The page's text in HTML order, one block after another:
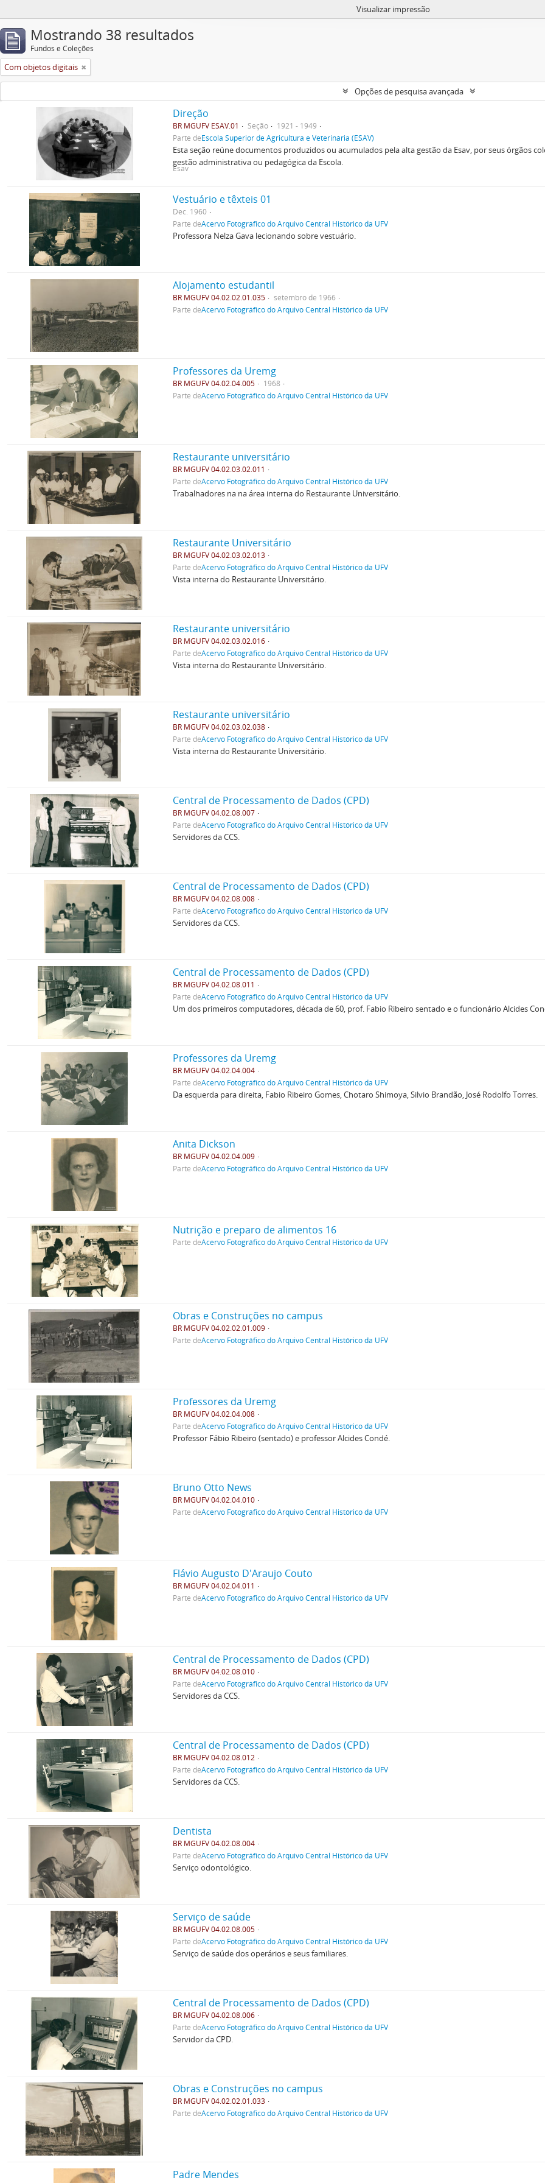
Visualizar impressão
Mostrando 38 resultados
Fundos e Coleções
Com objetos digitais
Opções de pesquisa avançada
Direção
BR MGUFV ESAV.01 Seção
1921 - 1949
Parte deEscola Superior de Agricultura e Veterinária (ESAV)
Esta seção reúne documentos produzidos ou acumulados pela alta gestão da Esav, por seus órgãos
gestão administrativa ou pedagógica da Escola.
Esav
Vestuário e têxteis 01
Dec. 1960
Parte deAcervo Fotográfico do Arquivo Central Histórico da UFV
Professora Nelza Gava lecionando sobre vestuário.
Alojamento estudantil
BR MGUFV 04.02.02.01.035
setembro de 1966
Parte deAcervo Fotográfico do Arquivo Central Histórico da UFV
Professores da Uremg
BR MGUFV 04.02.04.005
1968
Parte deAcervo Fotográfico do Arquivo Central Histórico da UFV
Restaurante universitário
BR MGUFV 04.02.03.02.011
Parte deAcervo Fotográfico do Arquivo Central Histórico da UFV
Trabalhadores na na área interna do Restaurante Universitário.
Restaurante Universitário
BR MGUFV 04.02.03.02.013
Parte deAcervo Fotográfico do Arquivo Central Histórico da UFV
Vista interna do Restaurante Universitário.
Restaurante universitário
BR MGUFV 04.02.03.02.016
Parte deAcervo Fotográfico do Arquivo Central Histórico da UFV
Vista interna do Restaurante Universitário.
Restaurante universitário
BR MGUFV 04.02.03.02.038
Parte deAcervo Fotográfico do Arquivo Central Histórico da UFV
Vista interna do Restaurante Universitário.
Central de Processamento de Dados (CPD)
BR MGUFV 04.02.08.007
Parte deAcervo Fotográfico do Arquivo Central Histórico da UFV
Servidores da CCS.
Central de Processamento de Dados (CPD)
BR MGUFV 04.02.08.008
Parte deAcervo Fotográfico do Arquivo Central Histórico da UFV
Servidores da CCS.
Central de Processamento de Dados (CPD)
BR MGUFV 04.02.08.011
Parte deAcervo Fotográfico do Arquivo Central Histórico da UFV
Um dos primeiros computadores, década de 60, prof. Fabio Ribeiro sentado e o funcionário Alcides
Professores da Uremg
BR MGUFV 04.02.04.004
Parte deAcervo Fotográfico do Arquivo Central Histórico da UFV
Da esquerda para direita, Fabio Ribeiro Gomes, Chotaro Shimoya, Silvio Brandão, José Rodolfo Torres.
Anita Dickson
BR MGUFV 04.02.04.009
Parte deAcervo Fotográfico do Arquivo Central Histórico da UFV
Nutrição e preparo de alimentos 16
Parte deAcervo Fotográfico do Arquivo Central Histórico da UFV
Obras e Construções no campus
BR MGUFV 04.02.02.01.009
Parte deAcervo Fotográfico do Arquivo Central Histórico da UFV
Professores da Uremg
BR MGUFV 04.02.04.008
Parte deAcervo Fotográfico do Arquivo Central Histórico da UFV
Professor Fábio Ribeiro (sentado) e professor Alcides Condé.
Bruno Otto News
BR MGUFV 04.02.04.010
Parte deAcervo Fotográfico do Arquivo Central Histórico da UFV
Flávio Augusto D'Araujo Couto
BR MGUFV 04.02.04.011
Parte deAcervo Fotográfico do Arquivo Central Histórico da UFV
Central de Processamento de Dados (CPD)
BR MGUFV 04.02.08.010
Parte deAcervo Fotográfico do Arquivo Central Histórico da UFV
Servidores da CCS.
Central de Processamento de Dados (CPD)
BR MGUFV 04.02.08.012
Parte deAcervo Fotográfico do Arquivo Central Histórico da UFV
Servidores da CCS.
Dentista
BR MGUFV 04.02.08.004
Parte deAcervo Fotográfico do Arquivo Central Histórico da UFV
Serviço odontológico.
Serviço de saúde
BR MGUFV 04.02.08.005
Parte deAcervo Fotográfico do Arquivo Central Histórico da UFV
Serviço de saúde dos operários e seus familiares.
Central de Processamento de Dados (CPD)
BR MGUFV 04.02.08.006
Parte deAcervo Fotográfico do Arquivo Central Histórico da UFV
Servidor da CPD.
Obras e Construções no campus
BR MGUFV 04.02.02.01.033
Parte deAcervo Fotográfico do Arquivo Central Histórico da UFV
Padre Mendes